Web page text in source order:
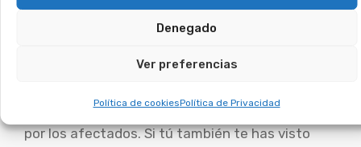
Denegado
Ver preferencias
Política de cookiesPolítica de Privacidad
Las tarjetas con pago aplazado generan
una espiral de pagos interminables. Muchos
lo que ha llevado a numerosos juicios ganados
por los afectados. Si tú también te has visto